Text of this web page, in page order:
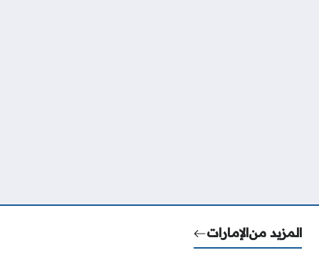
المزيد منالإمارات